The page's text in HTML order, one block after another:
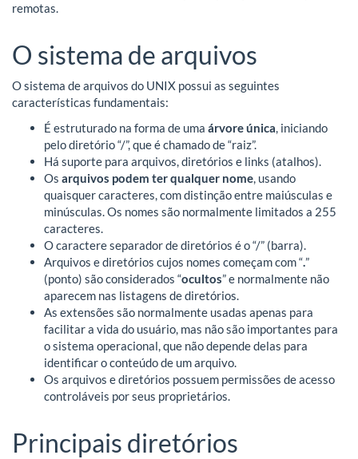
remotas.
O sistema de arquivos
O sistema de arquivos do UNIX possui as seguintes
características fundamentais:
É estruturado na forma de uma árvore única , iniciando
pelo diretório “/”, que é chamado de “raiz”.
Há suporte para arquivos, diretórios e links (atalhos).
Os arquivos podem ter qualquer nome , usando
quaisquer caracteres, com distinção entre maiúsculas e
minúsculas. Os nomes são normalmente limitados a 255
caracteres.
O caractere separador de diretórios é o “/” (barra).
Arquivos e diretórios cujos nomes começam com “”
(ponto) são considerados “ocultos” e normalmente não
aparecem nas listagens de diretórios.
As extensões são normalmente usadas apenas para
facilitar a vida do usuário, mas não são importantes para
o sistema operacional, que não depende delas para
identificar o conteúdo de um arquivo.
Os arquivos e diretórios possuem permissões de acesso
controláveis por seus proprietários.
Principais diretórios